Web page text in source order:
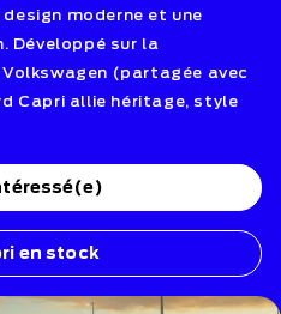
moderne et une
Développé sur la
(partagée avec
Capri allie héritage, style
en stock